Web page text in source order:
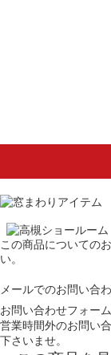
この商品についての
い。
メールでのお問い合
お問い合わせフォー
営業時間外のお問い
下さいませ。